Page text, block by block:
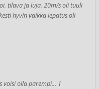
tilava ja luja. 20m/s oli tuuli
hyvin vaikka lepatus oli
voisi olla parempi... 1